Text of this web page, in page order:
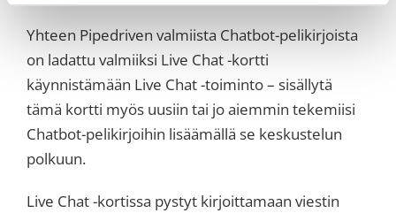
Yhteen Pipedriven valmiista Chatbot-pelikirjoista
on ladattu valmiiksi Live Chat -kortti
käynnistämään Live Chat -toiminto – sisällytä
tämä kortti myös uusiin tai jo aiemmin tekemiisi
Chatbot-pelikirjoihin lisäämällä se keskustelun
polkuun.
Live Chat -kortissa pystyt kirjoittamaan viestin